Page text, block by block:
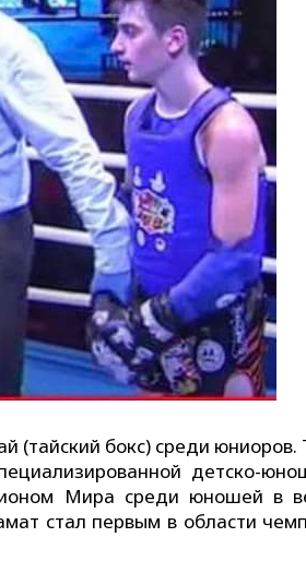
бокс) среди юниоров.
детско-
Мира среди юношей в
стал первым в области